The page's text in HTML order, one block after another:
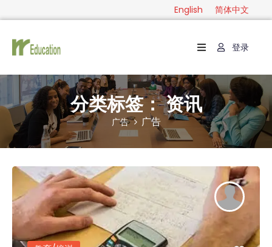
English 简体中文
别
类
登录
分类标签：资讯
广告 广告